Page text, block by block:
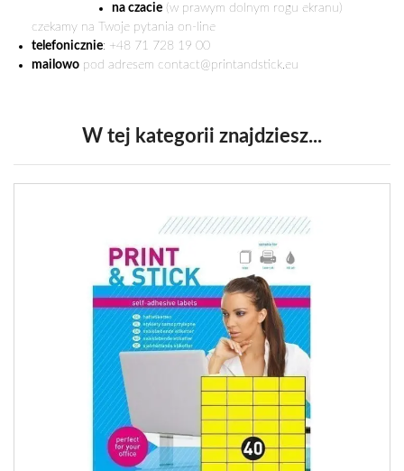
na czacie(w prawym dolnym rogu ekranu)
czekamy na Twoje pytania on-line
telefonicznie: +48 71 728 19 00
mailowo pod adresem contact@printandstick.eu
W tej kategorii znajdziesz...